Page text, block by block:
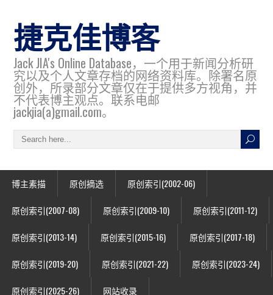
捷克佳博客
Jack JIA's Online Database，一个用于新闻分析研
究以及个人文章存档的网络资料库。除署名原
创外，所录部分文章仅在于提供多方视角，并
不代表博主观点。联系电邮
jackjia(a)gmail.com。
博主素描 原创摘选 原创索引(2002-06)
原创索引(2007-08) 原创索引(2009-10) 原创索引(2011-12)
原创索引(2013-14) 原创索引(2015-16) 原创索引(2017-18)
原创索引(2019-20) 原创索引(2021-22) 原创索引(2023-24)
原创索引(2025-26) 网站收录